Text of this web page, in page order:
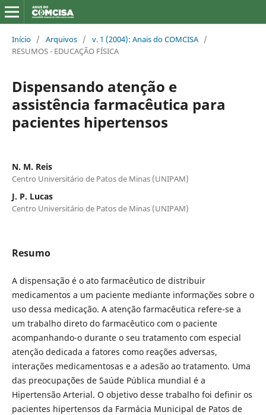
Início / Arquivos / v. 1 (2004): Anais do COMCISA /
RESUMOS - EDUCAÇÃO FÍSICA
Dispensando atenção e
assistência farmacêutica para
pacientes hipertensos
N. M. Reis
Centro Universitário de Patos de Minas (UNIPAM)
J. P. Lucas
Centro Universitário de Patos de Minas (UNIPAM)
Resumo
A dispensação é o ato farmacêutico de distribuir
medicamentos a um paciente mediante informações sobre o
uso dessa medicação. A atenção farmacêutica refere-se a
um trabalho direto do farmacêutico com o paciente
acompanhando-o durante o seu tratamento com especial
atenção dedicada a fatores como reações adversas,
interações medicamentosas e a adesão ao tratamento. Uma
das preocupações de Saúde Pública mundial é a
Hipertensão Arterial. O objetivo desse trabalho foi definir os
pacientes hipertensos da Farmácia Municipal de Patos de